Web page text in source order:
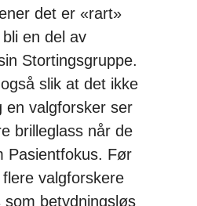
det er «rart»
en del av
Stortingsgruppe.
slik at det ikke
en valgforsker ser
brilleglass når de
Pasientfokus. Før
valgforskere
betydningsløs